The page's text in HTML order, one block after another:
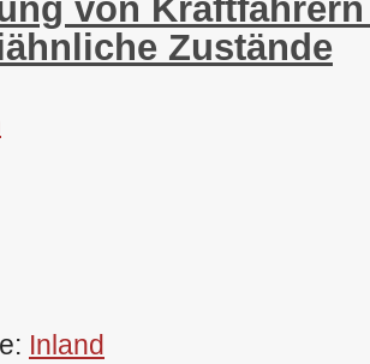
von
Zustände
Inland